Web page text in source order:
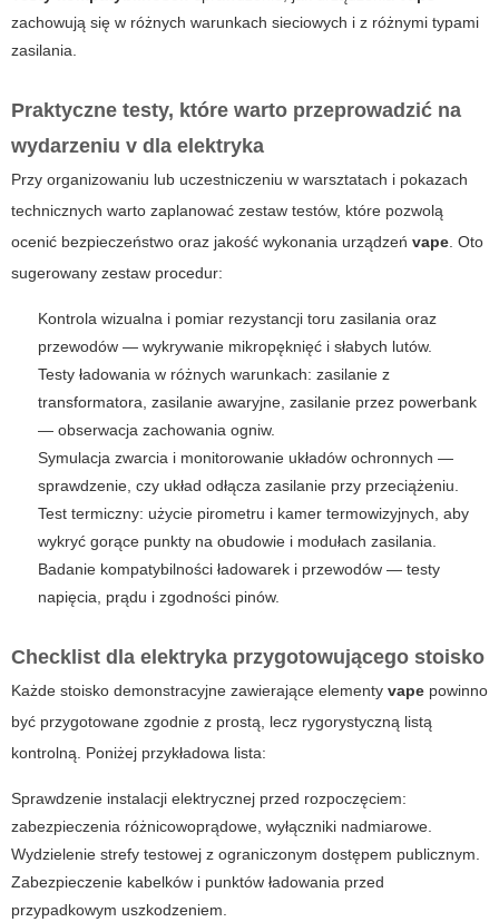
zachowują się w różnych warunkach sieciowych i z różnymi typami
zasilania.
Praktyczne testy, które warto przeprowadzić na
wydarzeniu v dla elektryka
Przy organizowaniu lub uczestniczeniu w warsztatach i pokazach
technicznych warto zaplanować zestaw testów, które pozwolą
ocenić bezpieczeństwo oraz jakość wykonania urządzeń vape. Oto
sugerowany zestaw procedur:
Kontrola wizualna i pomiar rezystancji toru zasilania oraz
przewodów — wykrywanie mikropęknięć i słabych lutów.
Testy ładowania w różnych warunkach: zasilanie z
transformatora, zasilanie awaryjne, zasilanie przez powerbank
— obserwacja zachowania ogniw.
Symulacja zwarcia i monitorowanie układów ochronnych —
sprawdzenie, czy układ odłącza zasilanie przy przeciążeniu.
Test termiczny: użycie pirometru i kamer termowizyjnych, aby
wykryć gorące punkty na obudowie i modułach zasilania.
Badanie kompatybilności ładowarek i przewodów — testy
napięcia, prądu i zgodności pinów.
Checklist dla elektryka przygotowującego stoisko
Każde stoisko demonstracyjne zawierające elementy vape powinno
być przygotowane zgodnie z prostą, lecz rygorystyczną listą
kontrolną. Poniżej przykładowa lista:
Sprawdzenie instalacji elektrycznej przed rozpoczęciem:
zabezpieczenia różnicowoprądowe, wyłączniki nadmiarowe.
Wydzielenie strefy testowej z ograniczonym dostępem publicznym.
Zabezpieczenie kabelków i punktów ładowania przed
przypadkowym uszkodzeniem.